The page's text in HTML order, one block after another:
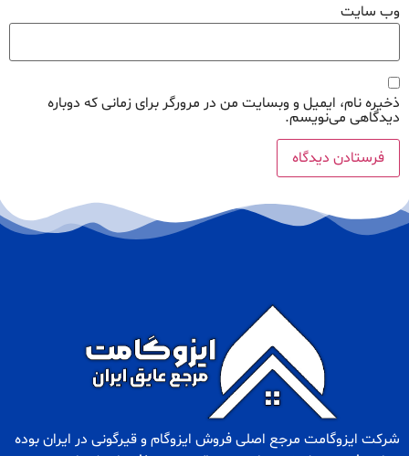
وب‌ سایت
ذخیره نام، ایمیل و وبسایت من در مرورگر برای زمانی که دوباره
دیدگاهی می‌نویسم.
شرکت ایزوگامت مرجع اصلی فروش ایزوگام وقیرگونی در ایران بوده